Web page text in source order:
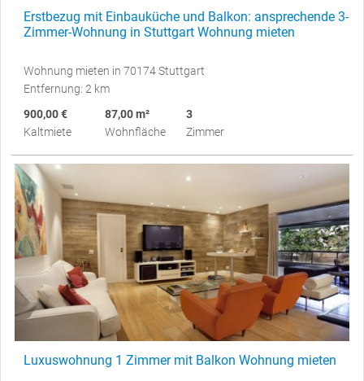
Erstbezug mit Einbauküche und Balkon: ansprechende 3-
Zimmer-Wohnung in Stuttgart Wohnung mieten
Wohnung mieten in 70174 Stuttgart
Entfernung: 2 km
900,00 €
Kaltmiete
87,00 m²
Wohnfläche
3
Zimmer
Luxuswohnung 1 Zimmer mit Balkon Wohnung mieten